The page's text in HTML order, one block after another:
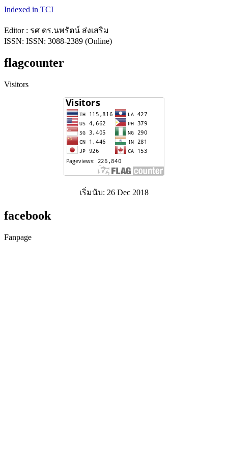
Indexed in TCI
Editor : รศ ดร.นพรัตน์ ส่งเสริม
ISSN: ISSN: 3088-2389 (Online)
flagcounter
Visitors
เริ่มนับ: 26 Dec 2018
facebook
Fanpage